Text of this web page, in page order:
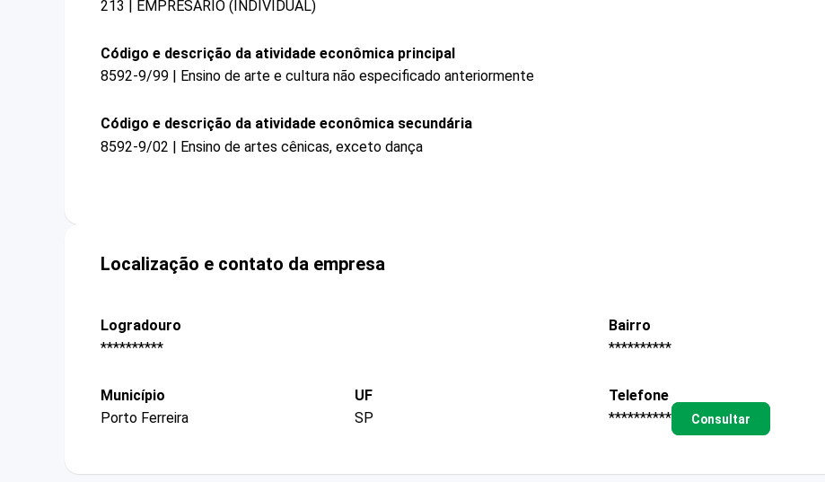
213 | EMPRESARIO (INDIVIDUAL)
Código e descrição da atividade econômica principal
8592-9/99 | Ensino de arte e cultura não especificado anteriormente
Código e descrição da atividade econômica secundária
8592-9/02 | Ensino de artes cênicas, exceto dança
Localização e contato da empresa
Logradouro
**********
Bairro
**********
Município
Porto Ferreira
UF
SP
Telefone
**********
Consultar